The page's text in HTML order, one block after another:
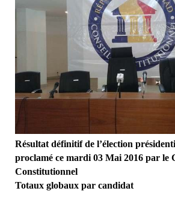
Résultat définitif de l’élection
proclamé ce mardi 03 Mai 2016 par le
Constitutionnel
Totaux globaux par candidat